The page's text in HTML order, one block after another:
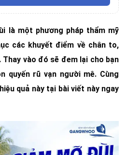
là một phương pháp thẩm mỹ
các khuyết điểm về chân to,
Thay vào đó sẽ đem lại cho bạn
quyến rũ vạn người mê. Cùng
quả này tại bài viết này ngay